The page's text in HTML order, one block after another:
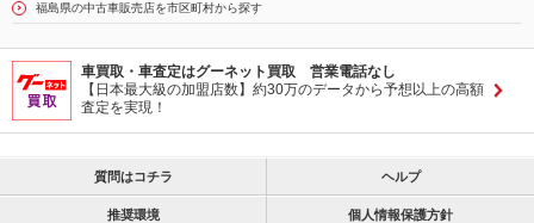
福島県の中古車販売店を市区町村から探す
車買取・車査定はグーネット買取 営業電話なし
【日本最大級の加盟店数】約30万のデータから予想以上の高額
査定を実現！
質問はコチラ ヘルプ
推奨環境 個人情報保護方針